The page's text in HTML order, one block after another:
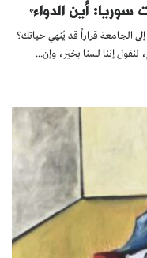
أين الدواء؟
الجامعة قراراً قد يُنهي حياتك؟
إننا لسنا بخير، وإن...